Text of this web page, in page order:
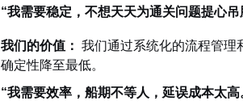
“我需要稳定，不想天天为通关问题提心吊
我们的价值： 我们通过系统化的流程管理
确定性降至最低。
“我需要效率，船期不等人，延误成本太高